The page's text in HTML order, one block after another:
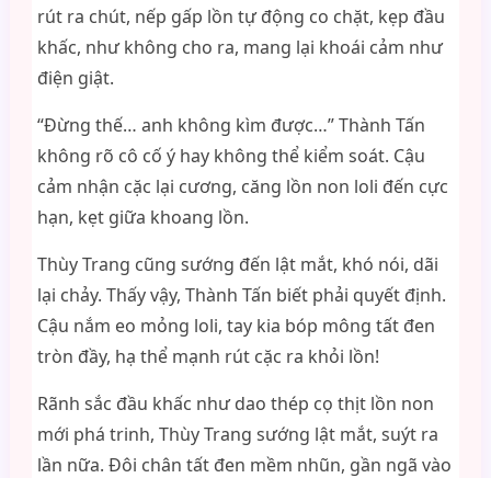
rút ra chút, nếp gấp lồn tự động co chặt, kẹp đầu
khấc, như không cho ra, mang lại khoái cảm như
điện giật.
“Đừng thế… anh không kìm được…” Thành Tấn
không rõ cô cố ý hay không thể kiểm soát. Cậu
cảm nhận cặc lại cương, căng lồn non loli đến cực
hạn, kẹt giữa khoang lồn.
Thùy Trang cũng sướng đến lật mắt, khó nói, dãi
lại chảy. Thấy vậy, Thành Tấn biết phải quyết định.
Cậu nắm eo mỏng loli, tay kia bóp mông tất đen
tròn đầy, hạ thể mạnh rút cặc ra khỏi lồn!
Rãnh sắc đầu khấc như dao thép cọ thịt lồn non
mới phá trinh, Thùy Trang sướng lật mắt, suýt ra
lần nữa. Đôi chân tất đen mềm nhũn, gần ngã vào